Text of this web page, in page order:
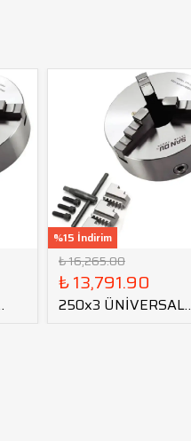
%15 İndirim
₺ 16,265.00
₺ 13,791.90
250x3 ÜNİVERSAL